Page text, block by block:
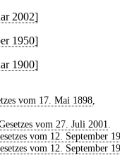
2002]
1950]
1900]
vom 17. Mai 1898,
vom 27. Juli 2001.
vom 12. September
vom 12. September